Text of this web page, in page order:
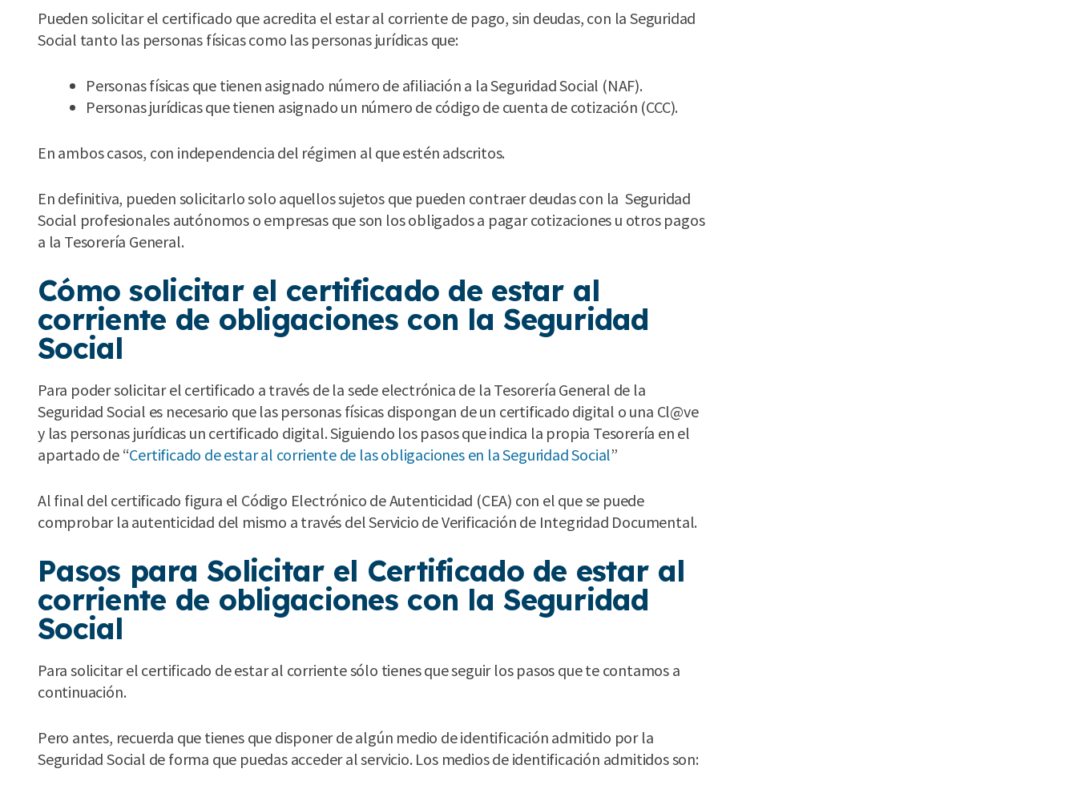
Pueden solicitar el certificado que acredita el estar al corriente de pago, sin deudas, con la Seguridad
Social tanto las personas físicas como las personas jurídicas que:
Personas físicas que tienen asignado número de afiliación a la Seguridad Social (NAF).
Personas jurídicas que tienen asignado un número de código de cuenta de cotización (CCC).
En ambos casos, con independencia del régimen al que estén adscritos.
En definitiva, pueden solicitarlo solo aquellos sujetos que pueden contraer deudas con la Seguridad
Social profesionales autónomos o empresas que son los obligados a pagar cotizaciones u otros pagos
a la Tesorería General.
Cómo solicitar el certificado de estar al
corriente de obligaciones con la Seguridad
Social
Para poder solicitar el certificado a través de la sede electrónica de la Tesorería General de la
Seguridad Social es necesario que las personas físicas dispongan de un certificado digital o una Cl@ve
y las personas jurídicas un certificado digital. Siguiendo los pasos que indica la propia Tesorería en el
apartado de “Certificado de estar al corriente de las obligaciones en la Seguridad Social”
Al final del certificado figura el Código Electrónico de Autenticidad (CEA) con el que se puede
comprobar la autenticidad del mismo a través del Servicio de Verificación de Integridad Documental.
Pasos para Solicitar el Certificado de estar al
corriente de obligaciones con la Seguridad
Social
Para solicitar el certificado de estar al corriente sólo tienes que seguir los pasos que te contamos a
continuación.
Pero antes, recuerda que tienes que disponer de algún medio de identificación admitido por la
Seguridad Social de forma que puedas acceder al servicio. Los medios de identificación admitidos son: